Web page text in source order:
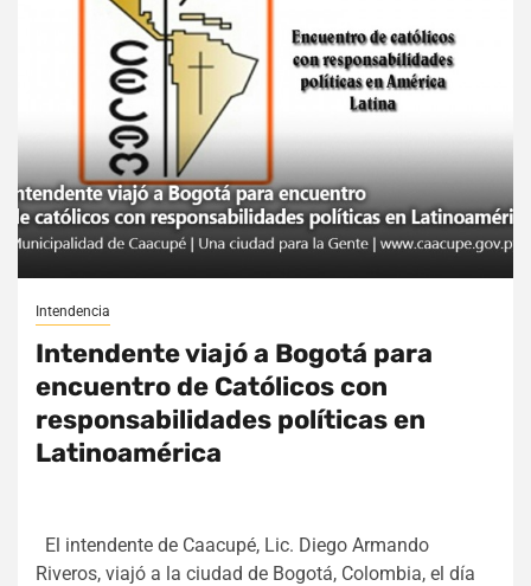
Intendencia
Intendente viajó a Bogotá para
encuentro de Católicos con
responsabilidades políticas en
Latinoamérica
El intendente de Caacupé, Lic. Diego Armando
Riveros, viajó a la ciudad de Bogotá, Colombia, el día